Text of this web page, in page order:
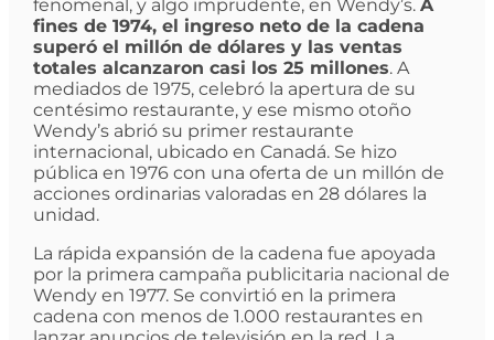
fenomenal, y algo imprudente, en Wendy’s. A
fines de 1974, el ingreso neto de la cadena
superó el millón de dólares y las ventas
totales alcanzaron casi los 25 millones. A
mediados de 1975, celebró la apertura de su
centésimo restaurante, y ese mismo otoño
Wendy’s abrió su primer restaurante
internacional, ubicado en Canadá. Se hizo
pública en 1976 con una oferta de un millón de
acciones ordinarias valoradas en 28 dólares la
unidad.
La rápida expansión de la cadena fue apoyada
por la primera campaña publicitaria nacional de
Wendy en 1977. Se convirtió en la primera
cadena con menos de 1.000 restaurantes en